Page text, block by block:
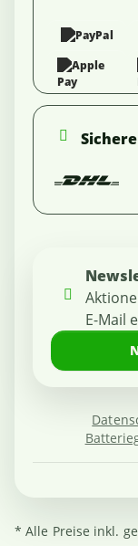
E-Mail
* Alle Preise inkl.